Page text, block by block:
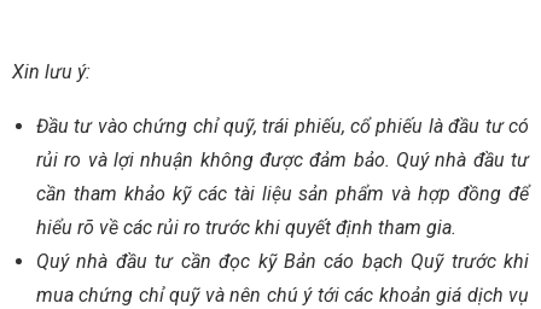
Xin lưu ý:
Đầu tư vào chứng chỉ quỹ, trái phiếu, cổ phiếu là đầu tư có
rủi ro và lợi nhuận không được đảm bảo. Quý nhà đầu tư
cần tham khảo kỹ các tài liệu sản phẩm và hợp đồng để
hiểu rõ về các rủi ro trước khi quyết định tham gia.
Quý nhà đầu tư cần đọc kỹ Bản cáo bạch Quỹ trước khi
mua chứng chỉ quỹ và nên chú ý tới các khoản giá dịch vụ